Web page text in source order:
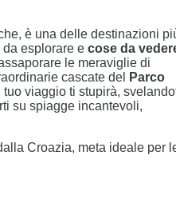
è una delle destinazioni
esplorare e cose da
le meraviglie di
cascate del
Parco
tuo viaggio ti stupirà,
su spiagge incantevoli,
Croazia, meta ideale per